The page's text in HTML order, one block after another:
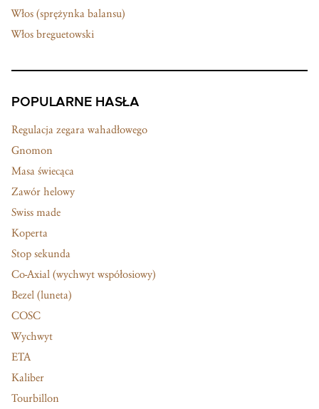
Włos (sprężynka balansu)
Włos breguetowski
POPULARNE HASŁA
Regulacja zegara wahadłowego
Gnomon
Masa świecąca
Zawór helowy
Swiss made
Koperta
Stop sekunda
Co-Axial (wychwyt współosiowy)
Bezel (luneta)
COSC
Wychwyt
ETA
Kaliber
Tourbillon